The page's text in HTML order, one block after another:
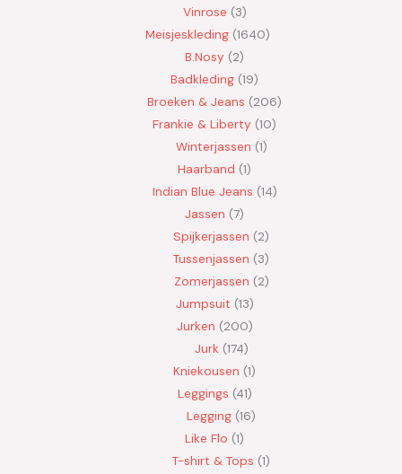
Vinrose 3
Meisjeskleding 1640
B.Nosy
2
Badkleding 19
Broeken & Jeans
206
Frankie & Liberty 10
Winterjassen 1
Haarband 1
Indian Blue Jeans 14
Jassen 7
Spijkerjassen
2
Tussenjassen
3
Zomerjassen 2
Jumpsuit 13
Jurken 200
Jurk 174
Kniekousen 1
Leggings 41
Legging 16
Like Flo 1
T-shirt & Tops 1